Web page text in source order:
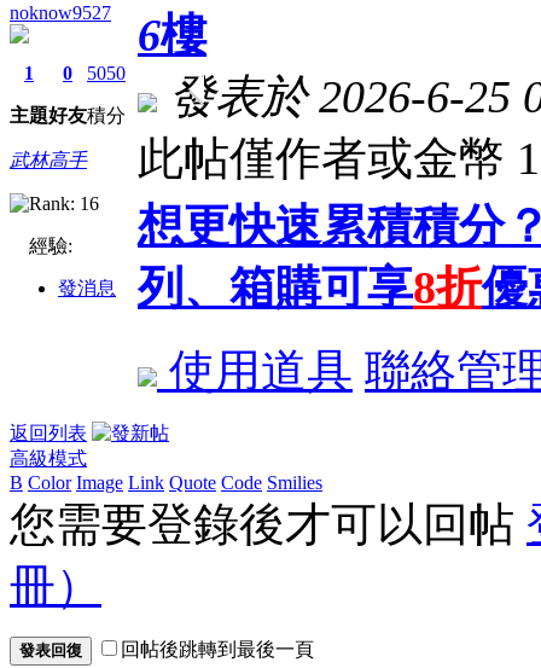
noknow9527
1
主題
0
好友
5050
積分
武林高手
經驗:
發消息
6樓
發表於 2026-6-25
此帖僅作者或金幣
想更快速累積積分
列、箱購可享8折優
使用道具 聯絡管
返回列表
高級模式
B Color Image Link Quote Code Smilies
您需要登錄後才可以回帖
冊）
發表回復 回帖後跳轉到最後一頁